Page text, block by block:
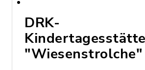
DRK-
Kindertagesstätte
"Wiesenstrolche"